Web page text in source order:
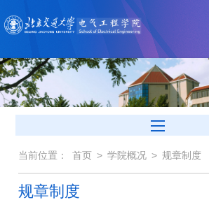
当前位置： 首页 > 学院概况 > 规章制度
规章制度